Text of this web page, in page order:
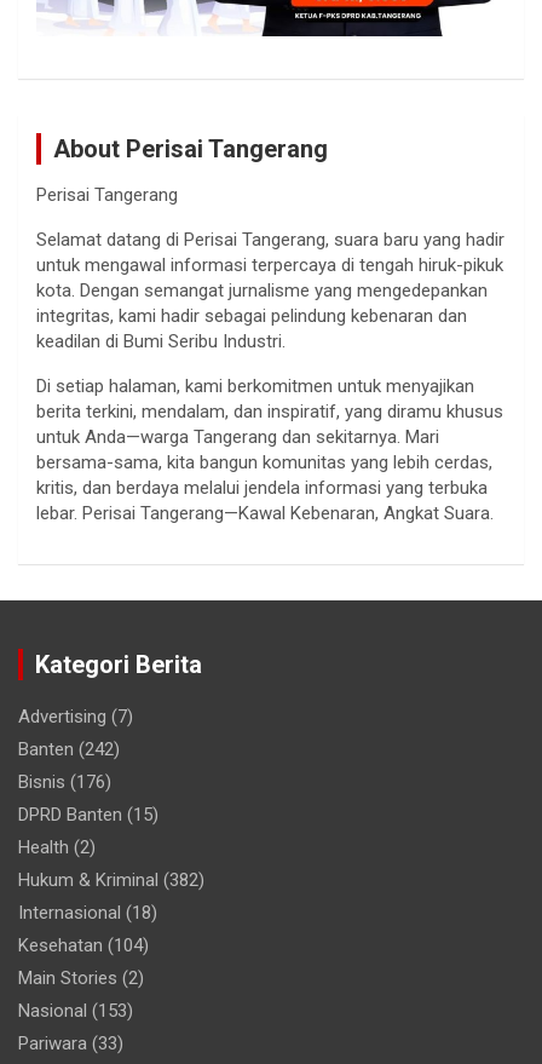
About Perisai Tangerang
Perisai Tangerang
Selamat datang di Perisai Tangerang, suara baru yang hadir
untuk mengawal informasi terpercaya di tengah hiruk-pikuk
kota. Dengan semangat jurnalisme yang mengedepankan
integritas, kami hadir sebagai pelindung kebenaran dan
keadilan di Bumi Seribu Industri.
Di setiap halaman, kami berkomitmen untuk menyajikan
berita terkini, mendalam, dan inspiratif, yang diramu khusus
untuk Anda—warga Tangerang dan sekitarnya. Mari
bersama-sama, kita bangun komunitas yang lebih cerdas,
kritis, dan berdaya melalui jendela informasi yang terbuka
lebar. Perisai Tangerang—Kawal Kebenaran, Angkat Suara.
Kategori Berita
Advertising (7)
Banten (242)
Bisnis (176)
DPRD Banten (15)
Health (2)
Hukum & Kriminal (382)
Internasional (18)
Kesehatan (104)
Main Stories (2)
Nasional (153)
Pariwara (33)